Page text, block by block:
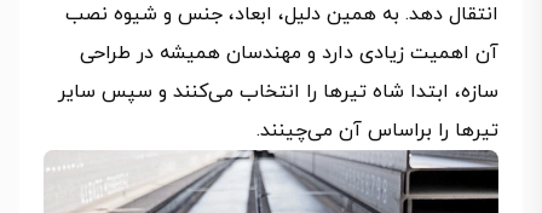
انتقال دهد. به همین دلیل، ابعاد، جنس و شیوه نصب
آن اهمیت زیادی دارد و مهندسان همیشه در طراحی
سازه، ابتدا شاه تیرها را انتخاب می‌کنند و سپس سایر
تیرها را براساس آن می‌چینند.